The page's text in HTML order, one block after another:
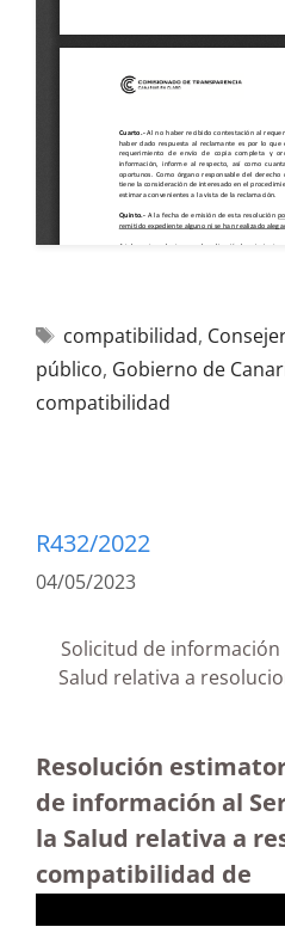
compatibilidad,
público, Gobierno de
compatibilidad
R432/2022
04/05/2023
Solicitud de información
Salud relativa a
Resolución
de información al
la Salud relativa a
compatibilidad de